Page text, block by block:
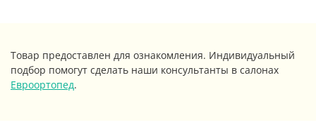
Товар предоставлен для ознакомления. Индивидуальный
подбор помогут сделать наши консультанты в салонах
Евроортопед.